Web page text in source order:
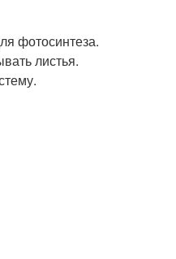
фотосинтеза.
листья.